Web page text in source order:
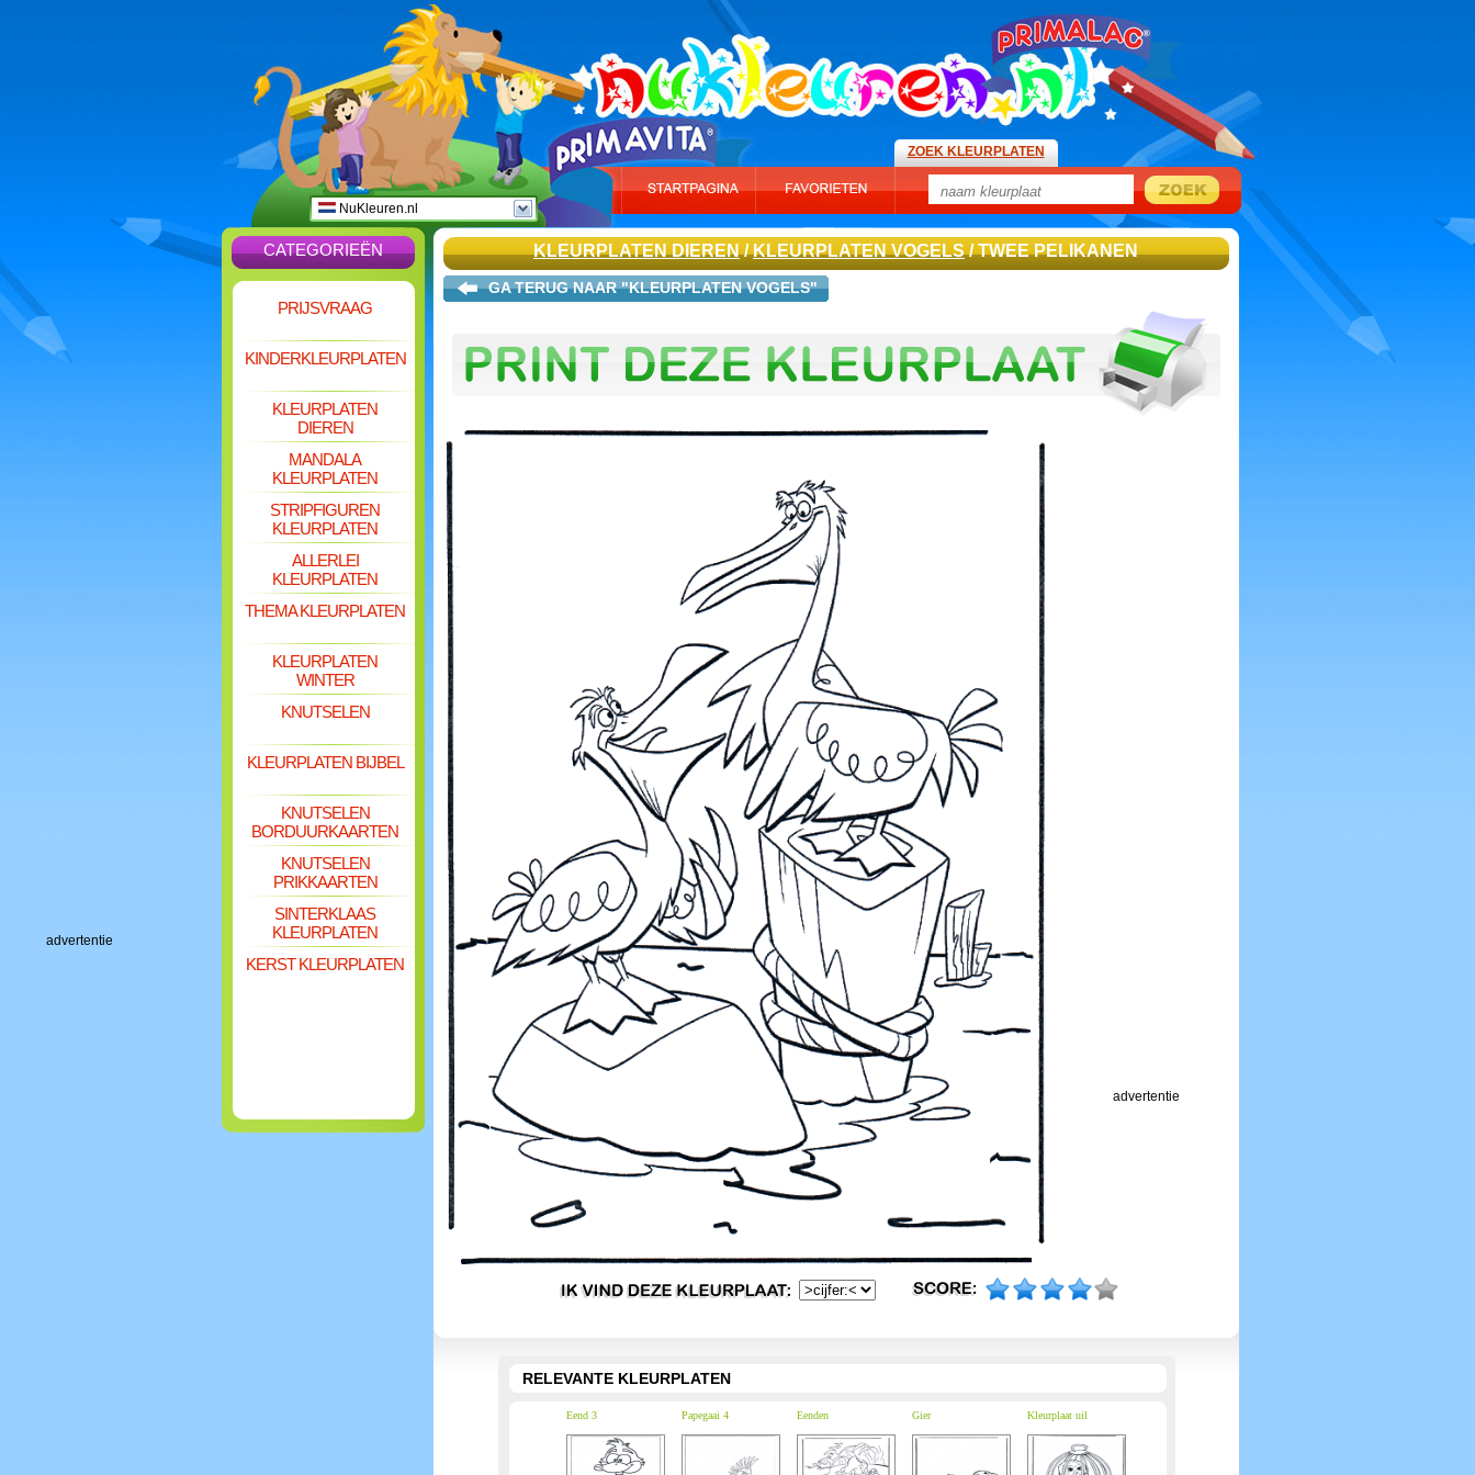
advertentie
NuKleuren.nl
ZOEK KLEURPLATEN
CATEGORIEËN
PRIJSVRAAG
KINDERKLEURPLATEN
KLEURPLATEN
DIEREN
MANDALA
KLEURPLATEN
STRIPFIGUREN
KLEURPLATEN
ALLERLEI
KLEURPLATEN
THEMA KLEURPLATEN
KLEURPLATEN
WINTER
KNUTSELEN
KLEURPLATEN BIJBEL
KNUTSELEN
BORDUURKAARTEN
KNUTSELEN
PRIKKAARTEN
SINTERKLAAS
KLEURPLATEN
KERST KLEURPLATEN
KLEURPLATEN DIEREN/KLEURPLATEN VOGELS/ TWEE PELIKANEN
GA TERUG NAAR "KLEURPLATEN VOGELS"
advertentie
RELEVANTE KLEURPLATEN
Eend 3 Papegaai 4 Eenden Gier Kleurplaat uil